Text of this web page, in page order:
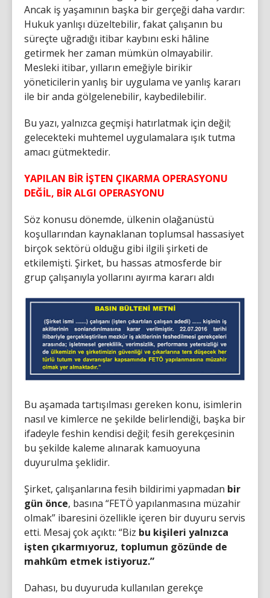
Ancak iş yaşamının başka bir gerçeği daha vardır:
Hukuk yanlışı düzeltebilir, fakat çalışanın bu
süreçte uğradığı itibar kaybını eski hâline
getirmek her zaman mümkün olmayabilir.
Mesleki itibar, yılların emeğiyle birikir
yöneticilerin yanlış bir uygulama ve yanlış kararı
ile bir anda gölgelenebilir, kaybedilebilir.
Bu yazı, yalnızca geçmişi hatırlatmak için değil;
gelecekteki muhtemel uygulamalara ışık tutma
amacı gütmektedir.
YAPILAN BİR İŞTEN ÇIKARMA OPERASYONU
DEĞİL, BİR ALGI OPERASYONU
Söz konusu dönemde, ülkenin olağanüstü
koşullarından kaynaklanan toplumsal hassasiyet
birçok sektörü olduğu gibi ilgili şirketi de
etkilemişti. Şirket, bu hassas atmosferde bir
grup çalışanıyla yollarını ayırma kararı aldı
Bu aşamada tartışılması gereken konu, isimlerin
nasıl ve kimlerce ne şekilde belirlendiği, başka bir
ifadeyle feshin kendisi değil; fesih gerekçesinin
bu şekilde kaleme alınarak kamuoyuna
duyurulma şeklidir.
Şirket, çalışanlarına fesih bildirimi yapmadan bir
gün önce, basına “FETÖ yapılanmasına müzahir
olmak” ibaresini özellikle içeren bir duyuru servis
etti. Mesaj çok açıktı: “Biz bu kişileri yalnızca
işten çıkarmıyoruz, toplumun gözünde de
mahkûm etmek istiyoruz.”
Dahası, bu duyuruda kullanılan gerekçe